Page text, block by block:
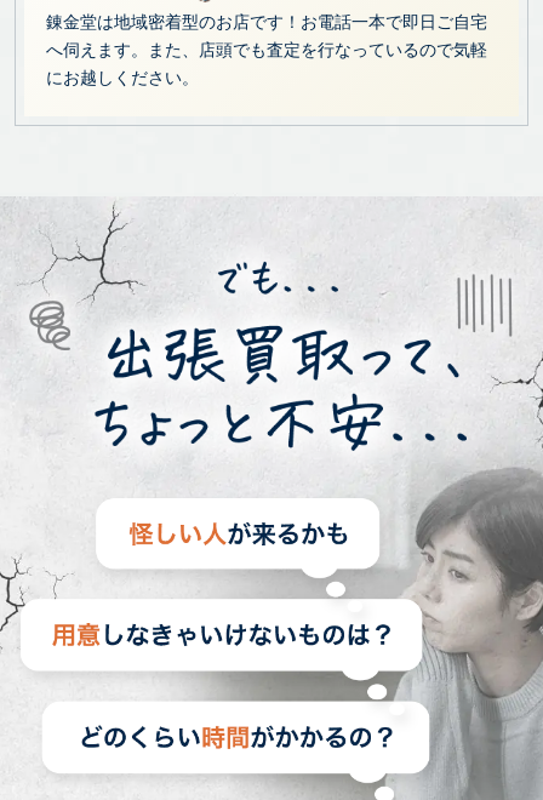
錬金堂は地域密着型のお店です！お電話一本で即日ご自宅
へ伺えます。また、店頭でも査定を行なっているので気軽
にお越しください。